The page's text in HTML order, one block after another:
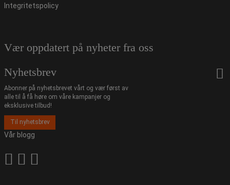
Integritetspolicy
Vær oppdatert på nyheter fra oss
Nyhetsbrev
Abonner på nyhetsbrevet vårt og vær først av
alle til å få høre om våre kampanjer og
eksklusive tilbud!
Til nyhetsbrev
Vår blogg